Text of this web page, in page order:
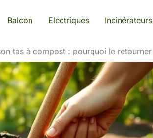
Balcon Electriques Incinérateurs
tas à compost : pourquoi le